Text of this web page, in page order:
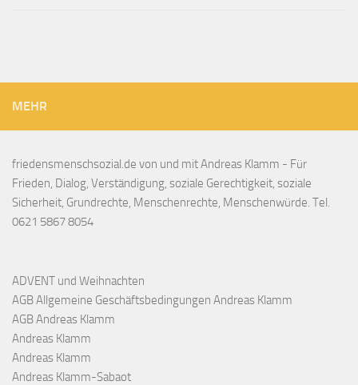
MEHR
friedensmenschsozial.de von und mit Andreas Klamm - Für
Frieden, Dialog, Verständigung, soziale Gerechtigkeit, soziale
Sicherheit, Grundrechte, Menschenrechte, Menschenwürde. Tel.
0621 5867 8054
ADVENT und Weihnachten
AGB Allgemeine Geschäftsbedingungen Andreas Klamm
AGB Andreas Klamm
Andreas Klamm
Andreas Klamm
Andreas Klamm-Sabaot